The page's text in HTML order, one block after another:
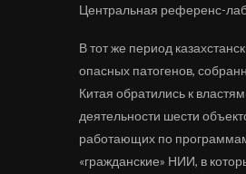
Центральная референс-
В тот же период
опасных патогенов,
Китая обратились к
деятельности шести
работающих по
«гражданские» НИИ, в